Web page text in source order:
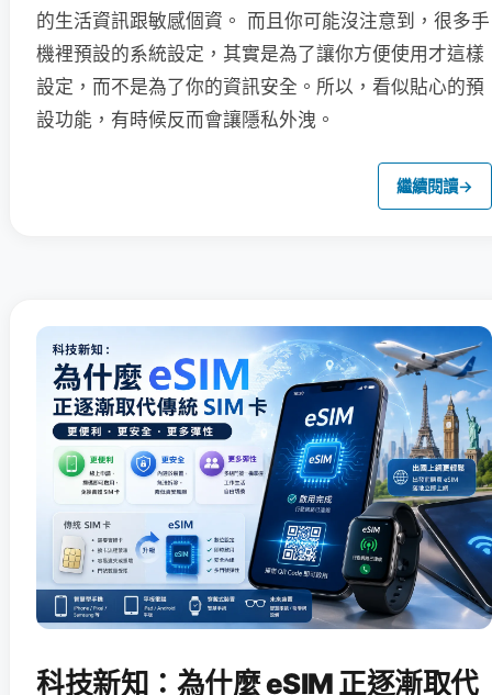
的生活資訊跟敏感個資。 而且你可能沒注意到，很多手
機裡預設的系統設定，其實是為了讓你方便使用才這樣
設定，而不是為了你的資訊安全。所以，看似貼心的預
設功能，有時候反而會讓隱私外洩。
繼續閱讀→
科技新知：為什麼 eSIM 正逐漸取代